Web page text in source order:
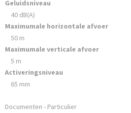
Geluidsniveau
40 dB(A)
Maximumale horizontale afvoer
50 m
Maximumale verticale afvoer
5 m
Activeringsniveau
65 mm
Documenten - Particulier